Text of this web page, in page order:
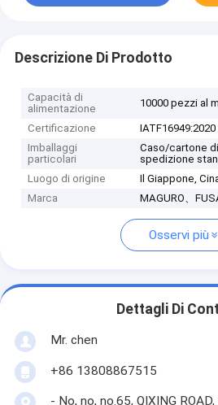
Descrizione Di Prodotto
Capacità di
alimentazione
10000 pezzi al
Certificazione
Imballaggi
particolari
Caso/cartone
spedizione
Luogo di origine
Il Giappone,
Marca
MAGURO、
Osservi più
Dettagli Di
Mr. chen
+86 13808867515
- No, no, no.65, QIXING